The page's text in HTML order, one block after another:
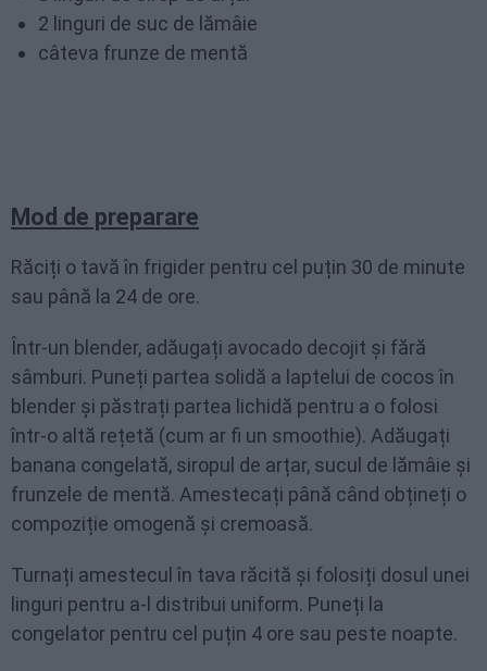
2 linguri de suc de lămâie
câteva frunze de mentă
Mod de preparare
Răciți o tavă în frigider pentru cel puțin 30 de minute
sau până la 24 de ore.
Într-un blender, adăugați avocado decojit și fără
sâmburi. Puneți partea solidă a laptelui de cocos în
blender și păstrați partea lichidă pentru a o folosi
într-o altă rețetă (cum ar fi un smoothie). Adăugați
banana congelată, siropul de arțar, sucul de lămâie și
frunzele de mentă. Amestecați până când obțineți o
compoziție omogenă și cremoasă.
Turnați amestecul în tava răcită și folosiți dosul unei
linguri pentru a-l distribui uniform. Puneți la
congelator pentru cel puțin 4 ore sau peste noapte.